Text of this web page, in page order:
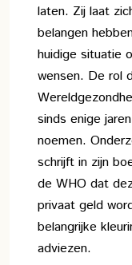
laten. Zij laat
belangen
huidige situatie
wensen. De rol
sinds enige
noemen.
schrijft in zijn
de WHO dat
privaat geld
belangrijke
adviezen.